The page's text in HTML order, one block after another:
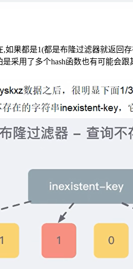
如果都是1(都是布隆过滤器就返回
是采用了多个hash函数也有可能会